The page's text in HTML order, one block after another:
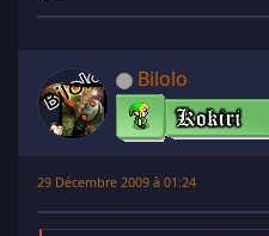
Bilolo
29 Décembre 2009 à 01:24